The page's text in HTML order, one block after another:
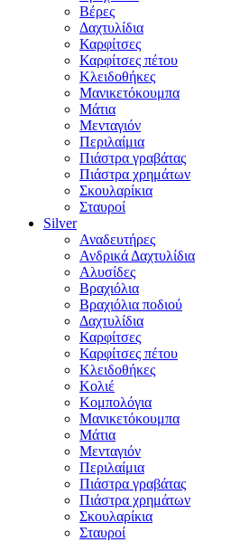
Βέρες
Δαχτυλίδια
Καρφίτσες
Καρφίτσες πέτου
Κλειδοθήκες
Μανικετόκουμπα
Μάτια
Μενταγιόν
Περιλαίμια
Πιάστρα γραβάτας
Πιάστρα χρημάτων
Σκουλαρίκια
Σταυροί
Silver
Αναδευτήρες
Ανδρικά Δαχτυλίδια
Αλυσίδες
Βραχιόλια
Βραχιόλια ποδιού
Δαχτυλίδια
Καρφίτσες
Καρφίτσες πέτου
Κλειδοθήκες
Κολιέ
Κομπολόγια
Μανικετόκουμπα
Μάτια
Μενταγιόν
Περιλαίμια
Πιάστρα γραβάτας
Πιάστρα χρημάτων
Σκουλαρίκια
Σταυροί